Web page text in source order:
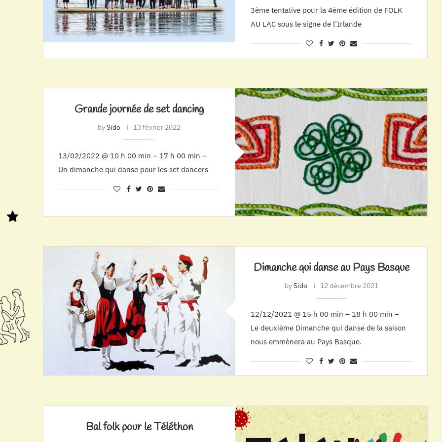
3ème tentative pour la 4ème édition de FOLK
AU LAC sous le signe de l’Irlande
Grande journée de set dancing
bySido 13 février 2022
13/02/2022 @ 10 h 00 min – 17 h 00 min –
Un dimanche qui danse pour les set dancers
Dimanche qui danse au Pays Basque
bySido 12 décembre 2021
12/12/2021 @ 15 h 00 min – 18 h 00 min –
Le deuxième Dimanche qui danse de la saison
nous emmènera au Pays Basque.
Bal folk pour le Téléthon